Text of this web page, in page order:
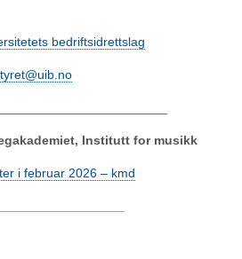
bedriftsidrettslag
Institutt for musikk
i februar 2026 – kmd